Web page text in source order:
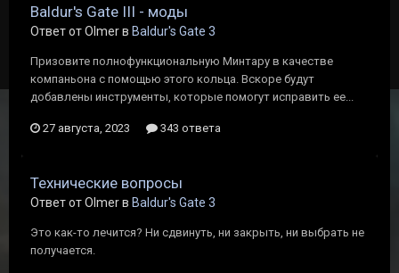
Baldur's Gate III - моды
Ответ от Olmer в Baldur's Gate 3
Призовите полнофункциональную Минтару в качестве
компаньона с помощью этого кольца. Вскоре будут
добавлены инструменты, которые помогут исправить ее...
27 августа, 2023 343 ответа
Технические вопросы
Ответ от Olmer в Baldur's Gate 3
Это как-то лечится? Ни сдвинуть, ни закрыть, ни выбрать не
получается.